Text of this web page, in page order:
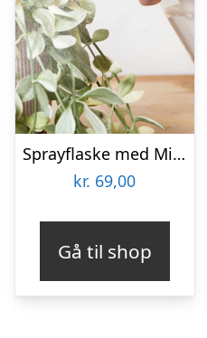
Sprayflaske med Mist
kr. 69,00
Gå til shop